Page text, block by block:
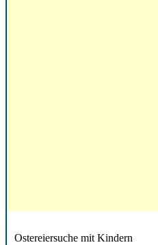
Ostereiersuche mit Kindern